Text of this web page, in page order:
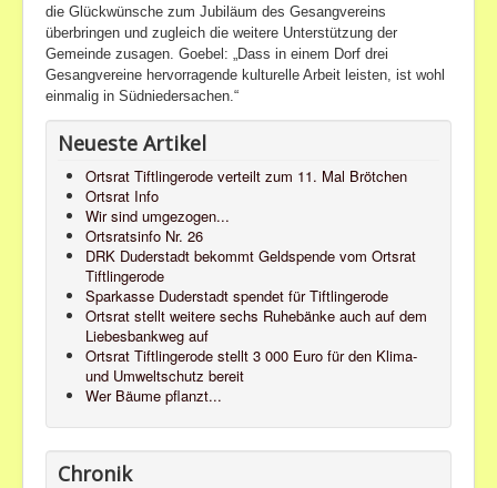
die Glückwünsche zum Jubiläum des Gesangvereins
überbringen und zugleich die weitere Unterstützung der
Gemeinde zusagen. Goebel: „Dass in einem Dorf drei
Gesangvereine hervorragende kulturelle Arbeit leisten, ist wohl
einmalig in Südniedersachen.“
Neueste Artikel
Ortsrat Tiftlingerode verteilt zum 11. Mal Brötchen
Ortsrat Info
Wir sind umgezogen...
Ortsratsinfo Nr. 26
DRK Duderstadt bekommt Geldspende vom Ortsrat
Tiftlingerode
Sparkasse Duderstadt spendet für Tiftlingerode
Ortsrat stellt weitere sechs Ruhebänke auch auf dem
Liebesbankweg auf
Ortsrat Tiftlingerode stellt 3 000 Euro für den Klima-
und Umweltschutz bereit
Wer Bäume pflanzt...
Chronik